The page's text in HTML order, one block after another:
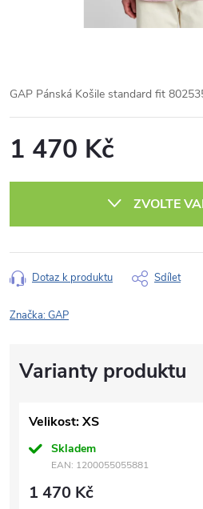
GAP Pánská Košile standard fit
1 470 Kč
ZVOLTE
Dotaz k produktu Sdílet
Značka:GAP
Velikost: XS
Skladem
EAN: 1200055055881
1 470 Kč